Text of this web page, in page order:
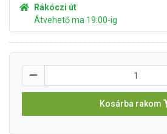
Rákóczi út
Átvehető ma 19:00-ig
Kosárba rakom